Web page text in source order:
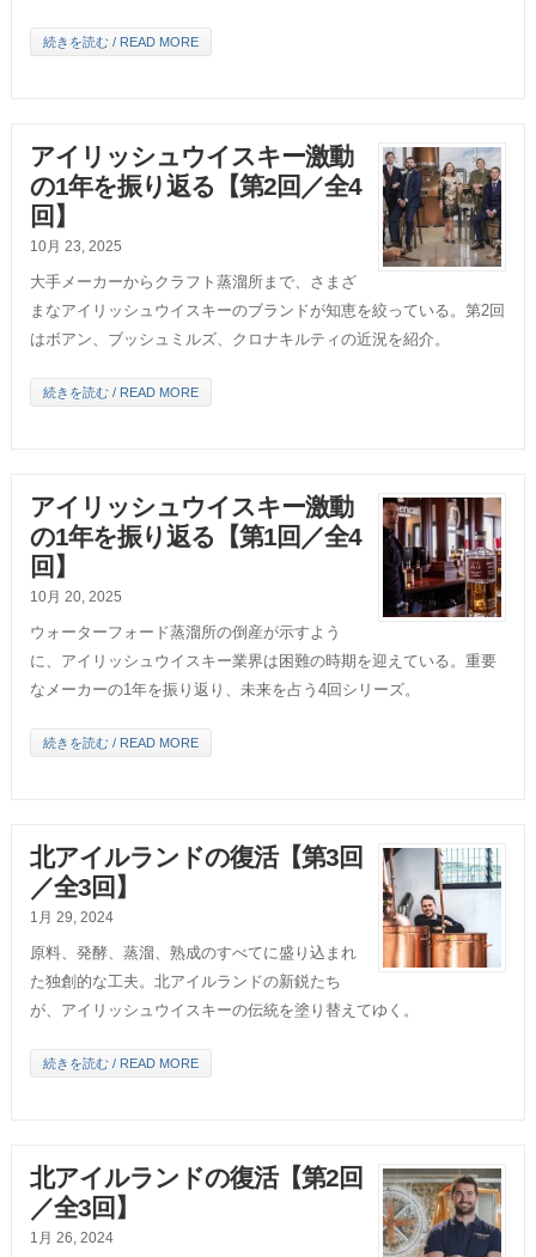
続きを読む / READ MORE
アイリッシュウイスキー激動
の1年を振り返る【第2回／全4
回】
10月 23, 2025
大手メーカーからクラフト蒸溜所まで、さまざ
まなアイリッシュウイスキーのブランドが知恵を絞っている。第2回
はボアン、ブッシュミルズ、クロナキルティの近況を紹介。
続きを読む / READ MORE
アイリッシュウイスキー激動
の1年を振り返る【第1回／全4
回】
10月 20, 2025
ウォーターフォード蒸溜所の倒産が示すよう
に、アイリッシュウイスキー業界は困難の時期を迎えている。重要
なメーカーの1年を振り返り、未来を占う4回シリーズ。
続きを読む / READ MORE
北アイルランドの復活【第3回
／全3回】
1月 29, 2024
原料、発酵、蒸溜、熟成のすべてに盛り込まれ
た独創的な工夫。北アイルランドの新鋭たち
が、アイリッシュウイスキーの伝統を塗り替えてゆく。
続きを読む / READ MORE
北アイルランドの復活【第2回
／全3回】
1月 26, 2024